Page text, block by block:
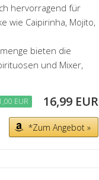
hervorragend für
wie Caipirinha, Mojito,
bieten die
und Mixer,
EUR 16,99 EUR
*Zum Angebot »